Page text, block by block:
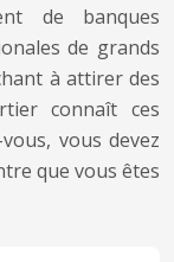
de banques
de grands
à attirer des
connaît ces
vous devez
que vous êtes